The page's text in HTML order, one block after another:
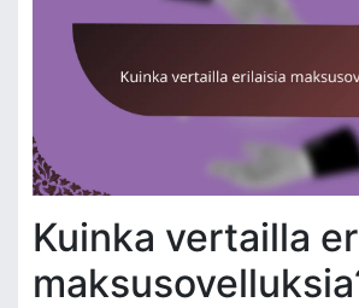
Kuinka vertailla